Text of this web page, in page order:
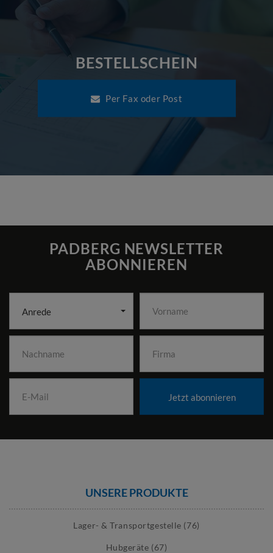
BESTELLSCHEIN
Per Fax oder Post
PADBERG NEWSLETTER
ABONNIEREN
Anrede
Jetzt abonnieren
UNSERE PRODUKTE
Lager- & Transportgestelle (76)
Hubgeräte (67)